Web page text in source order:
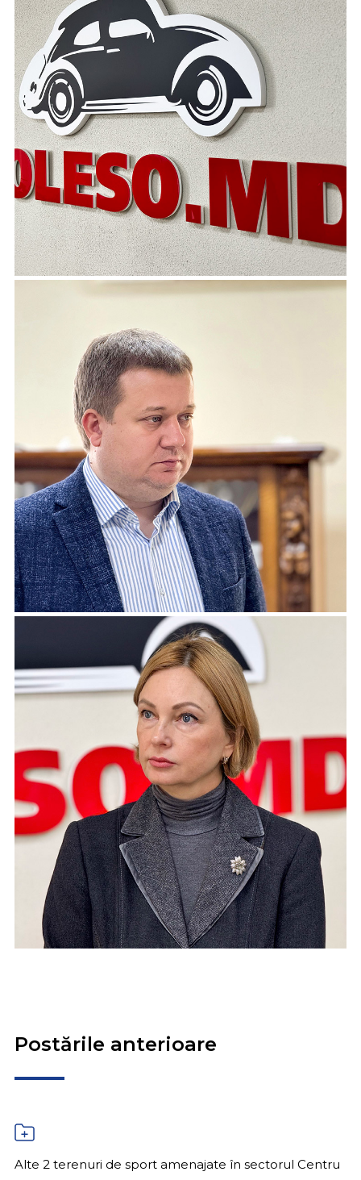
Postările anterioare
Alte 2 terenuri de sport amenajate în sectorul Centru